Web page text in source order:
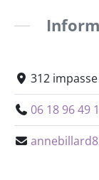
312
06 18 96 49